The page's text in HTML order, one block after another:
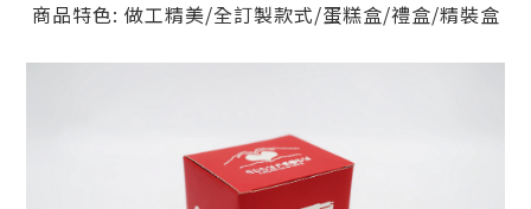
商品特色: 做工精美/全訂製款式/蛋糕盒/禮盒/精裝盒